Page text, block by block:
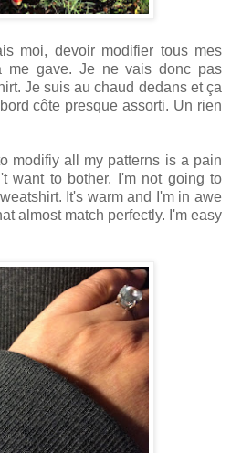
moi, devoir modifier tous mes
me gave. Je ne vais donc pas
Je suis au chaud dedans et ça
côte presque assorti. Un rien
modifiy all my patterns is a pain
want to bother. I'm not going to
It's warm and I'm in awe
almost match perfectly. I'm easy